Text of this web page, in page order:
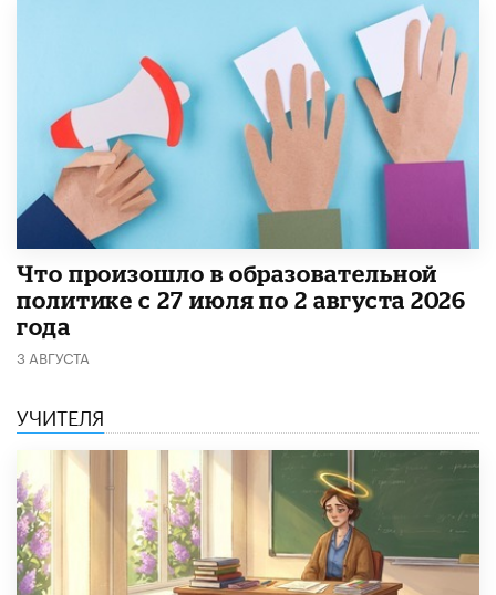
​Что произошло в образовательной
политике с 27 июля по 2 августа 2026
года
3 АВГУСТА
УЧИТЕЛЯ